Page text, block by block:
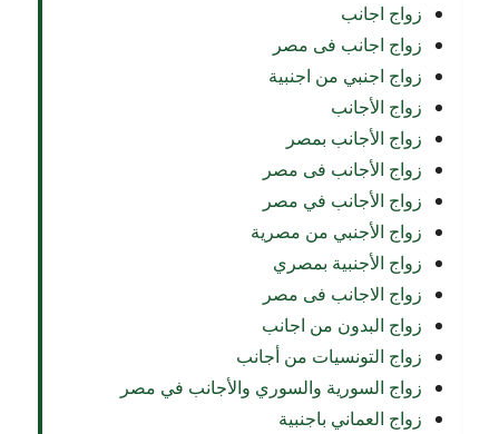
زواج اجانب
زواج اجانب فى مصر
زواج اجنبي من اجنبية
زواج الأجانب
زواج الأجانب بمصر
زواج الأجانب فى مصر
زواج الأجانب في مصر
زواج الأجنبي من مصرية
زواج الأجنبية بمصري
زواج الاجانب فى مصر
زواج البدون من اجانب
زواج التونسيات من أجانب
زواج السورية والسوري والأجانب في مصر
زواج العماني باجنبية